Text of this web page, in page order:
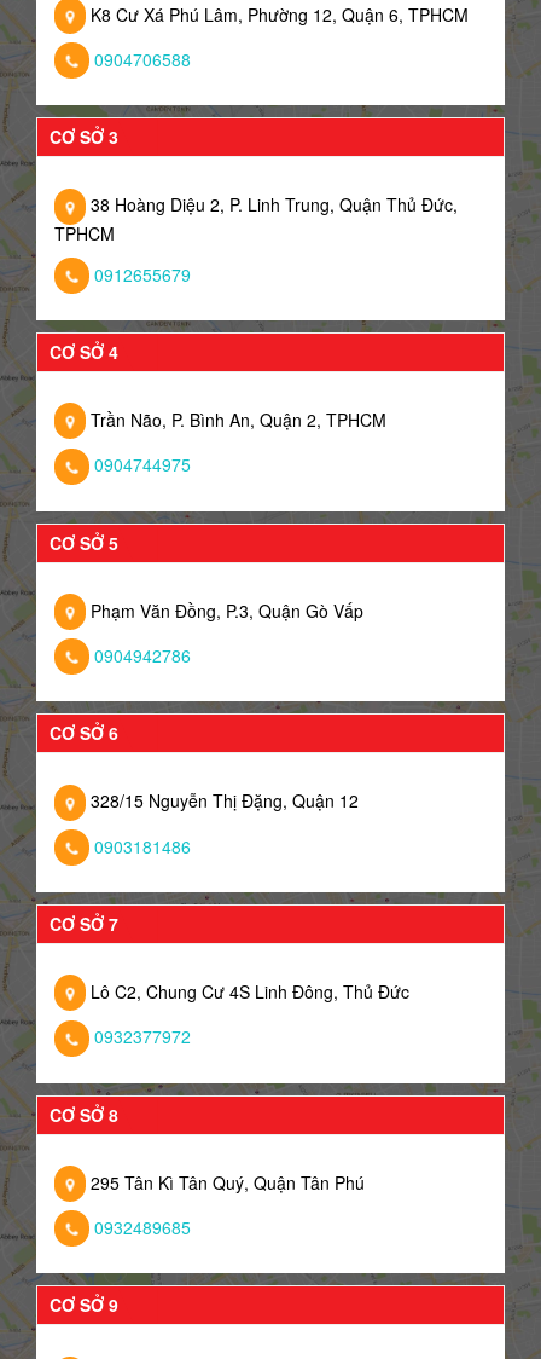
K8 Cư Xá Phú Lâm, Phường 12, Quận 6, TPHCM
0904706588
CƠ SỞ 3
38 Hoàng Diệu 2, P. Linh Trung, Quận Thủ Đức,
TPHCM
0912655679
CƠ SỞ 4
Trần Não, P. Bình An, Quận 2, TPHCM
0904744975
CƠ SỞ 5
Phạm Văn Đồng, P.3, Quận Gò Vấp
0904942786
CƠ SỞ 6
328/15 Nguyễn Thị Đặng, Quận 12
0903181486
CƠ SỞ 7
Lô C2, Chung Cư 4S Linh Đông, Thủ Đức
0932377972
CƠ SỞ 8
295 Tân Kì Tân Quý, Quận Tân Phú
0932489685
CƠ SỞ 9